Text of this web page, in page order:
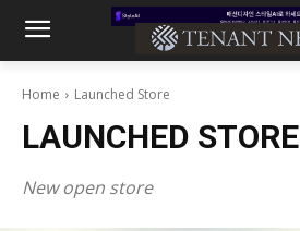
Home Launched Store
LAUNCHED STORE
New open store